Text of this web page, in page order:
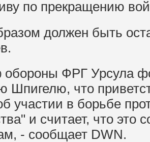
по прекращению
должен быть
обороны ФРГ Урсула
Шпигелю, что
участии в борьбе
и считает, что это
- сообщает DWN.